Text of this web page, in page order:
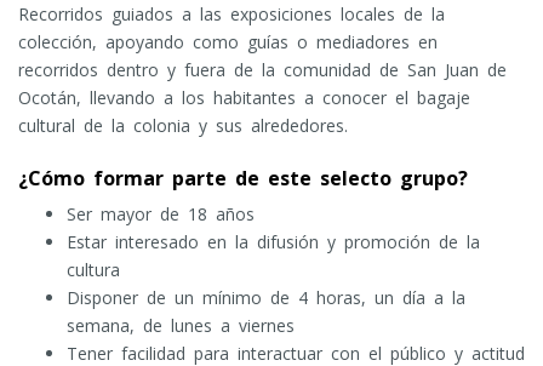
Recorridos guiados a las exposiciones locales de la
colección, apoyando como guías o mediadores en
recorridos dentro y fuera de la comunidad de San Juan de
Ocotán, llevando a los habitantes a conocer el bagaje
cultural de la colonia y sus alrededores.
¿Cómo formar parte de este selecto grupo?
Ser mayor de 18 años
Estar interesado en la difusión y promoción de la
cultura
Disponer de un mínimo de 4 horas, un día a la
semana, de lunes a viernes
Tener facilidad para interactuar con el público y actitud